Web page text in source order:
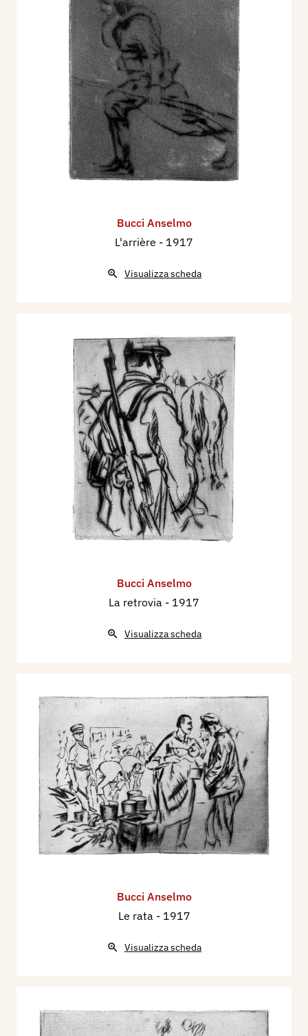
Bucci Anselmo
L'arrière - 1917
Visualizza scheda
Bucci Anselmo
La retrovia - 1917
Visualizza scheda
Bucci Anselmo
Le rata - 1917
Visualizza scheda